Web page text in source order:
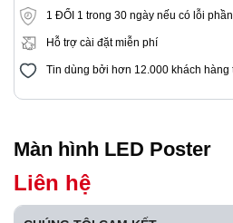
1 ĐỔI 1 trong 30 ngày nếu có lỗi
Hỗ trợ cài đặt miễn phí
Tin dùng bởi hơn 12.000 khách
Màn hình LED Poster
Liên hệ